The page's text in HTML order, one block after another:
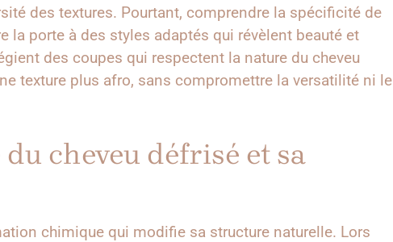
des textures. Pourtant, comprendre la spécificité de
la porte à des styles adaptés qui révèlent beauté et
des coupes qui respectent la nature du cheveu
texture plus afro, sans compromettre la versatilité ni le
cheveu défrisé et sa
chimique qui modifie sa structure naturelle. Lors